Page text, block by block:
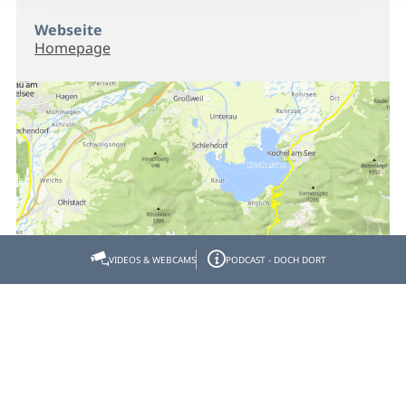
Webseite
Homepage
VIDEOS & WEBCAMS PODCAST - DOCH DORT